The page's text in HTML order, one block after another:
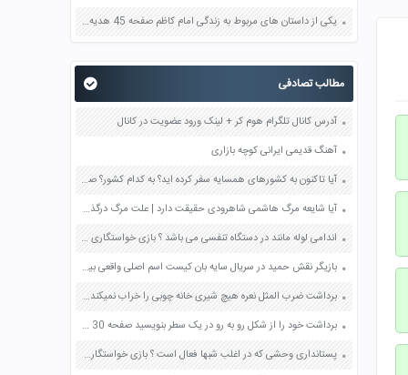
یکی از داستان های مربوط به زندگی امام کاظم صفحه 45 هدیه های آسمان چهارم
مطالب تصادفی
آدرس کانال تلگرام هوم کر + لینک ورود عضویت در کانال
آهنگ قدیمی ایرانی کوچه بازاری
آیا تاکنون به کشورهای همسایه سفر کرده اید؟ به کدام کشور؟ صفحه 56 مطالعات اجتماعی پنجم
آیا شایعه مرگ هاشمی شاهرودی حقیقت دارد | علت مرگ درگذشت فوت
اندامی لوله مانند در دستگاه تنفسی می باشد ؟ بازی خواستگاری جواب پاسخ
بازیگر نقش حمید در سریال سایه بان کیست اسم اصلی واقعی بیوگرافی
برداشت ضرب المثل نعره هیچ شیری خانه چوبی را خراب نمیکند من از رفتار بی سر و صدای موریانه ها می ترسم معنی و مفهوم صفحه 54 تفکر و سبک زندگی هشتم
برداشت خود را از شکل رو به رو در یک سطر بنویسید صفحه 30 علوم هفتم
پستانداری وحشی که در اغلب شبها فعال است ؟ بازی خواستگاری جواب پاسخ